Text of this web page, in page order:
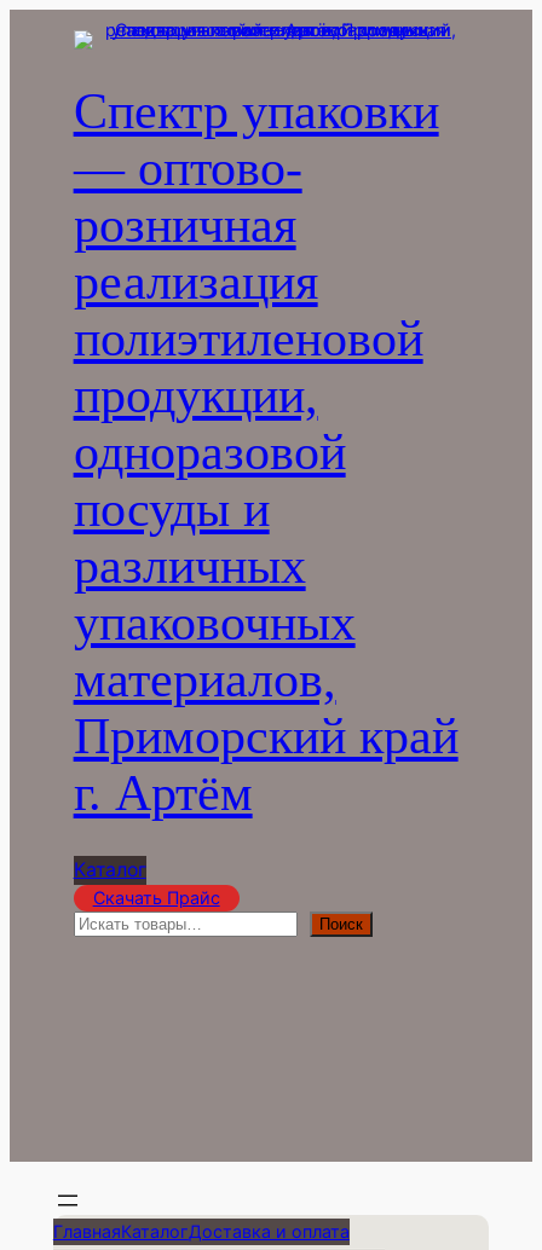
Перейти
Спектр упаковки
— оптово-
розничная
реализация
полиэтиленовой
продукции,
одноразовой
посуды и
различных
упаковочных
материалов,
Приморский край
г. Артём
Каталог
Скачать Прайс
П
Поиск
ГлавнаяКаталогДоставка и оплата